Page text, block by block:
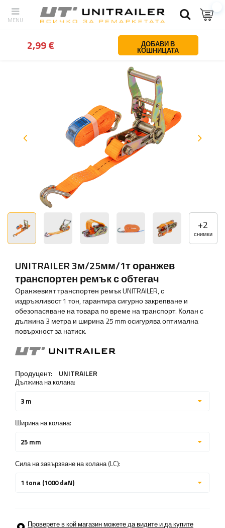
обратно У дома Обезопасяване на товара Транспортни ленти
+2
снимки
UNITRAILER 3м/25мм/1т оранжев
транспортен ремък с обтегач
Оранжевият транспортен ремък UNITRAILER, с
издръжливост 1 тон, гарантира сигурно закрепване и
обезопасяване на товара по време на транспорт. Колан с
дължина 3 метра и ширина 25 mm осигурява оптимална
повърхност за натиск.
Продуцент: UNITRAILER
Дължина на колана:
3 m
Ширина на колана:
25 mm
Сила на завързване на колана (LC):
1 tona (1000 daN)
Проверете в кой магазин можете да видите и да купите
2,99 € ДОБАВИ В
КОШНИЦАТА